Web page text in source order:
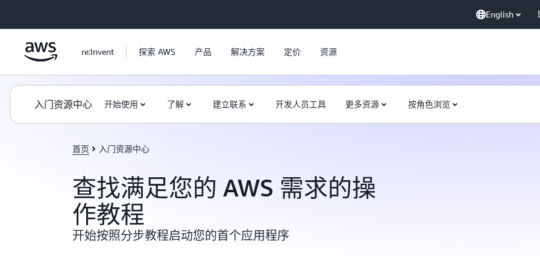
English
re:Invent 探索 AWS 产品 解决方案 定价 资源
入门资源中心 开始使用 了解 建立联系 开发人员工具 更多资源 按角色浏览
首页 入门资源中心
查找满足您的 AWS 需求的操
作教程
开始按照分步教程启动您的首个应用程序